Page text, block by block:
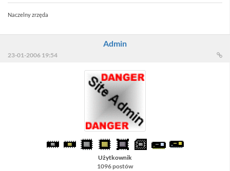
Naczelny zrzęda
Admin
23-01-2006 19:54
Użytkownik
1096 postów